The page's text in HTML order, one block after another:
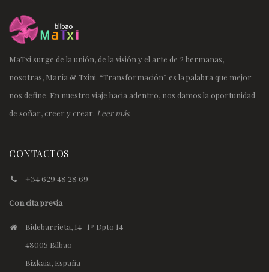
MaTxi surge de la unión, de la visión y el arte de 2 hermanas,
nosotras, María & Txini. “Transformación” es la palabra que mejor
nos define. En nuestro viaje hacia adentro, nos damos la oportunidad
de soñar, creer y crear. Leer más
CONTACTOS
+34 629 48 28 69
Con cita previa
Bidebarrieta, 14 -1º Dpto 14
48005 Bilbao
Bizkaia, España